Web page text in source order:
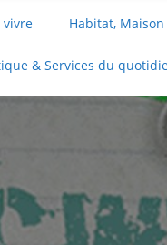
vivre Habitat,
& Services du